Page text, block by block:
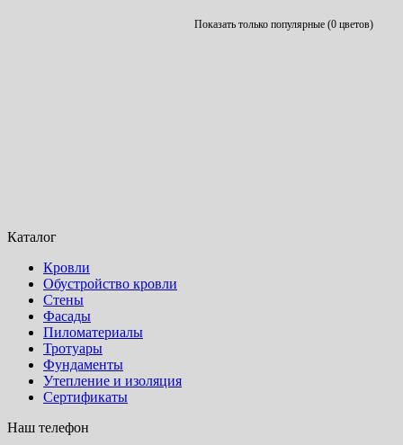
Показать только популярные (0 цветов)
Каталог
Кровли
Обустройство кровли
Стены
Фасады
Пиломатериалы
Тротуары
Фундаменты
Утепление и изоляция
Сертификаты
Наш телефон